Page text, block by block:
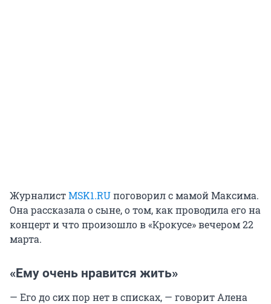
ЖурналистMSK1.RUпоговорил с мамой Максима.
Она рассказала о сыне, о том, как проводила его на
концерт и что произошло в «Крокусе» вечером 22
марта.
«Ему очень нравится жить»
— Его до сих пор нет в списках, — говорит Алена